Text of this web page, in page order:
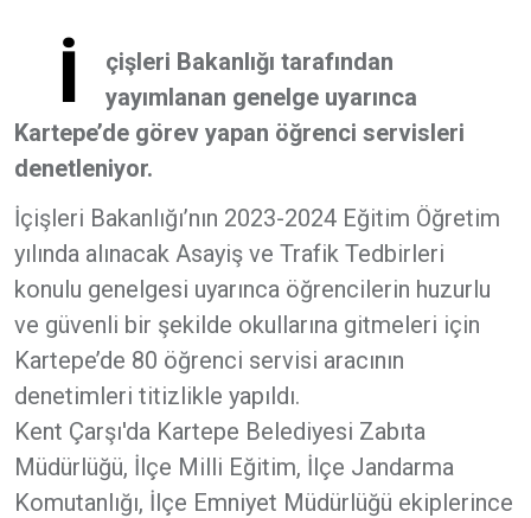
İ
çişleri Bakanlığı tarafından
yayımlanan genelge uyarınca
Kartepe’de görev yapan öğrenci servisleri
denetleniyor.
İçişleri Bakanlığı’nın 2023-2024 Eğitim Öğretim
yılında alınacak Asayiş ve Trafik Tedbirleri
konulu genelgesi uyarınca öğrencilerin huzurlu
ve güvenli bir şekilde okullarına gitmeleri için
Kartepe’de 80 öğrenci servisi aracının
denetimleri titizlikle yapıldı.
Kent Çarşı'da Kartepe Belediyesi Zabıta
Müdürlüğü, İlçe Milli Eğitim, İlçe Jandarma
Komutanlığı, İlçe Emniyet Müdürlüğü ekiplerince